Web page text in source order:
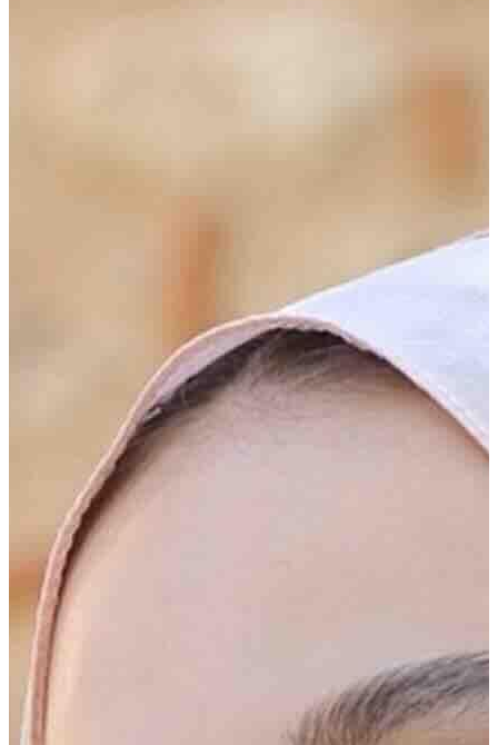
Tarzın için zarif dokunuş
Yeni sezon kreasyonu ile sizlerle